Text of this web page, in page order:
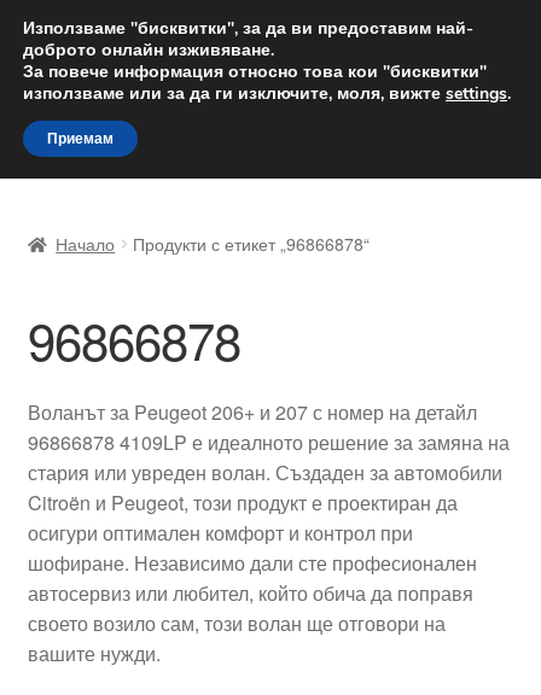
ДОСТАВКА от 12 лв.
Доставка по целия свят
Skip
to
navigation
Skip
to
content
Доставка по целия свят
Жалби
Количка
Контакт
Моята сметка
Плащанията
Начало Продукти с етикет „96866878“
96866878
Воланът за Peugeot 206+ и 207 с номер на детайл
96866878 4109LP е идеалното решение за замяна на
стария или увреден волан. Създаден за автомобили
Citroën и Peugeot, този продукт е проектиран да
осигури оптимален комфорт и контрол при
шофиране. Независимо дали сте професионален
автосервиз или любител, който обича да поправя
своето возило сам, този волан ще отговори на
вашите нужди.
Използваме "бисквитки", за да ви предоставим най-
доброто онлайн изживяване.
За повече информация относно това кои "бисквитки"
използваме или за да ги изключите, моля, вижте settings.
Приемам